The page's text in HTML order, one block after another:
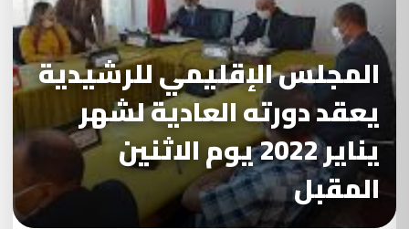
المجلس الإقليمي للرشيدية
يعقد دورته العادية لشهر
يناير 2022 يوم الاثنين
المقبل